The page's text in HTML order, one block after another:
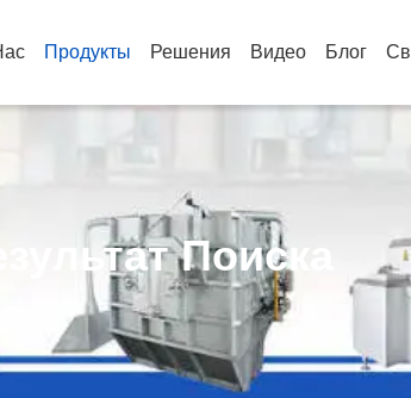
Продукты Решения Видео Блог
Поиска